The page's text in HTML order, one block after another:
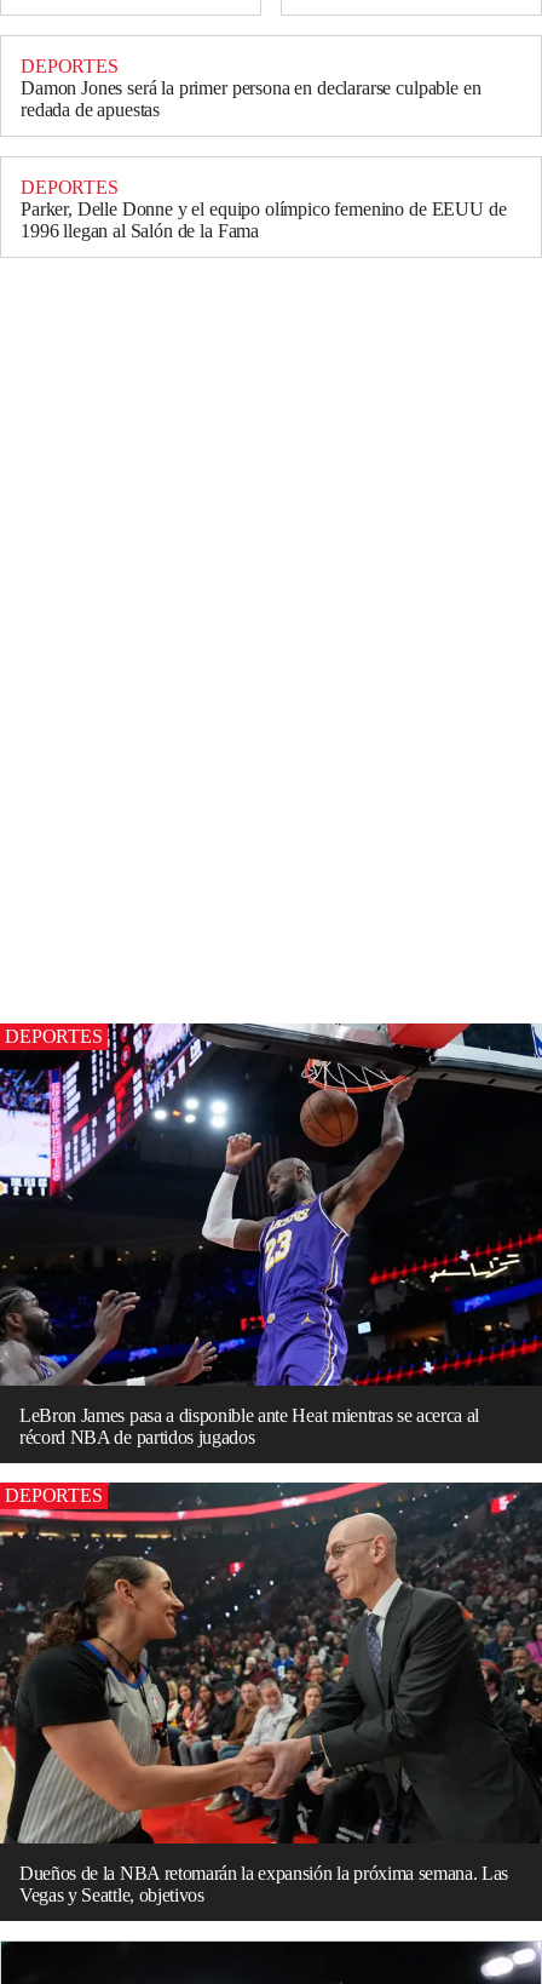
DEPORTES
Damon Jones será la primer persona en declararse culpable en
redada de apuestas
DEPORTES
Parker, Delle Donne y el equipo olímpico femenino de EEUU de
1996 llegan al Salón de la Fama
DEPORTES
LeBron James pasa a disponible ante Heat mientras se acerca al
récord NBA de partidos jugados
DEPORTES
Dueños de la NBA retomarán la expansión la próxima semana. Las
Vegas y Seattle, objetivos